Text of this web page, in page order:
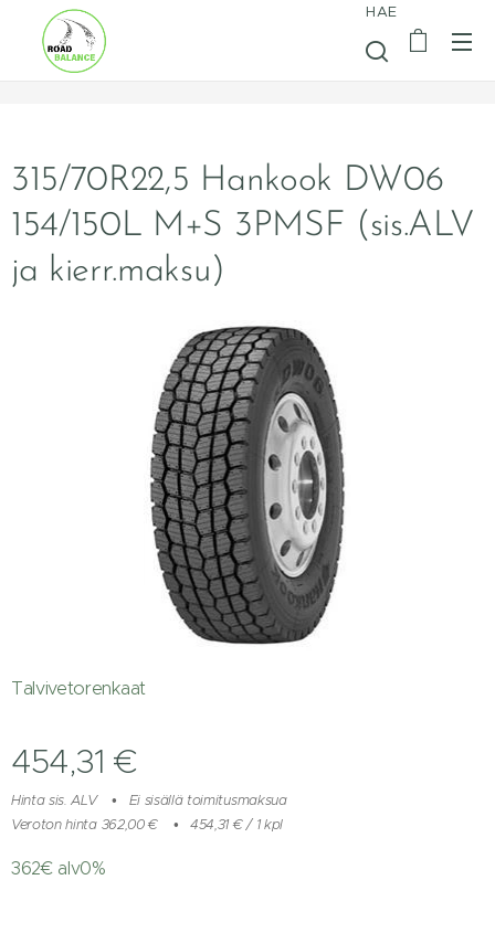
HAE
315/70R22,5 Hankook DW06
154/150L M+S 3PMSF (sis.ALV
ja kierr.maksu)
Talvivetorenkaat
454,31 €
Hinta sis. ALV
Ei sisällä toimitusmaksua
Veroton hinta 362,00 €
454,31 € / 1 kpl
362€ alv0%